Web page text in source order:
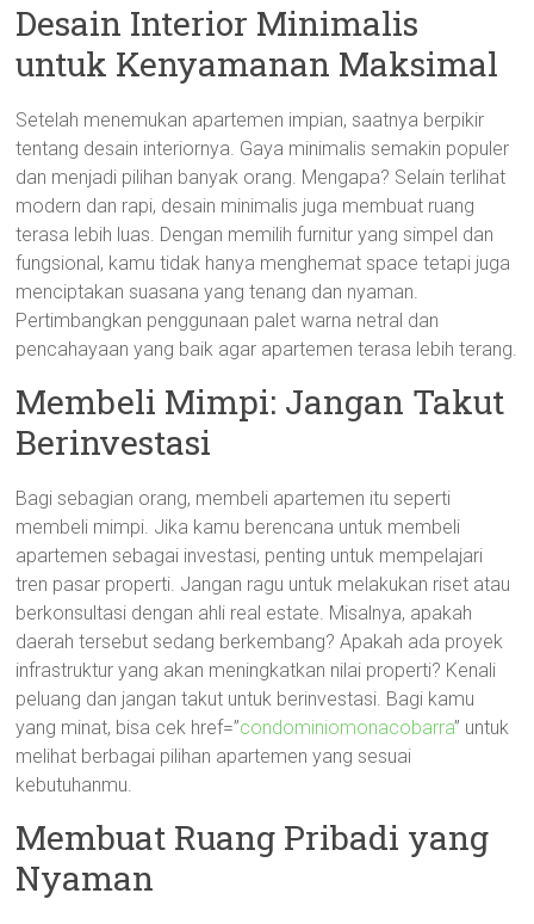
Desain Interior Minimalis
untuk Kenyamanan Maksimal
Setelah menemukan apartemen impian, saatnya berpikir
tentang desain interiornya. Gaya minimalis semakin populer
dan menjadi pilihan banyak orang. Mengapa? Selain terlihat
modern dan rapi, desain minimalis juga membuat ruang
terasa lebih luas. Dengan memilih furnitur yang simpel dan
fungsional, kamu tidak hanya menghemat space tetapi juga
menciptakan suasana yang tenang dan nyaman.
Pertimbangkan penggunaan palet warna netral dan
pencahayaan yang baik agar apartemen terasa lebih terang.
Membeli Mimpi: Jangan Takut
Berinvestasi
Bagi sebagian orang, membeli apartemen itu seperti
membeli mimpi. Jika kamu berencana untuk membeli
apartemen sebagai investasi, penting untuk mempelajari
tren pasar properti. Jangan ragu untuk melakukan riset atau
berkonsultasi dengan ahli real estate. Misalnya, apakah
daerah tersebut sedang berkembang? Apakah ada proyek
infrastruktur yang akan meningkatkan nilai properti? Kenali
peluang dan jangan takut untuk berinvestasi. Bagi kamu
yang minat, bisa cek href=”condominiomonacobarra” untuk
melihat berbagai pilihan apartemen yang sesuai
kebutuhanmu.
Membuat Ruang Pribadi yang
Nyaman